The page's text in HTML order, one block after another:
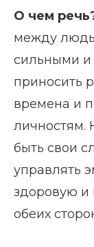
О чем
между
сильными и
приносить
времена и
личностям.
быть свои
управлять
здоровую и
обеих